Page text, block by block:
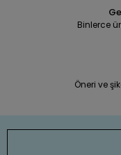
Binlerce
Öneri ve